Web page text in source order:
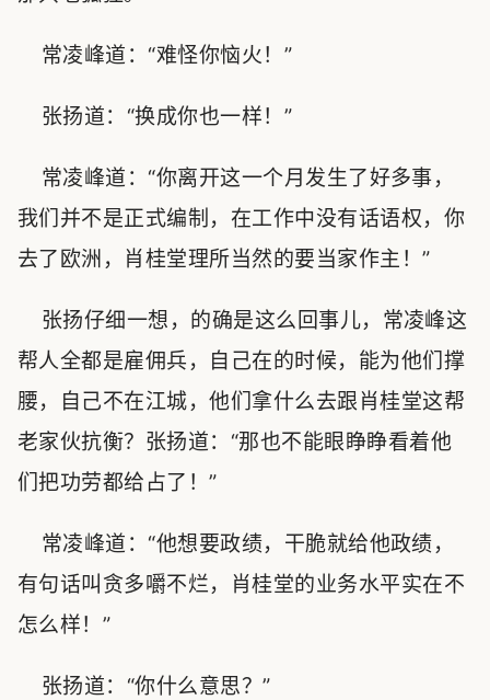
常凌峰道：“难怪你恼火！”
张扬道：“换成你也一样！”
常凌峰道：“你离开这一个月发生了好多事，
我们并不是正式编制，在工作中没有话语权，你
去了欧洲，肖桂堂理所当然的要当家作主！”
张扬仔细一想，的确是这么回事儿，常凌峰这
帮人全都是雇佣兵，自己在的时候，能为他们撑
腰，自己不在江城，他们拿什么去跟肖桂堂这帮
老家伙抗衡？张扬道：“那也不能眼睁睁看着他
们把功劳都给占了！”
常凌峰道：“他想要政绩，干脆就给他政绩，
有句话叫贪多嚼不烂，肖桂堂的业务水平实在不
怎么样！”
张扬道：“你什么意思？”